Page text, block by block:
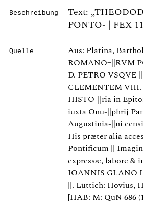
Beschreibung
Text:
PONTO- | FEX
Quelle
Aus: Platina,
ROMANO=||RVM
D. PETRO VSQVE
CLEMENTEM
HISTO-||ria in
iuxta Onu-||phrij
Augustinia-||ni
His præter alia
Pontificum ||
expressæ, labore &
IOANNIS GLANO
||. Lüttich: Hovius,
[HAB: M: QuN 686